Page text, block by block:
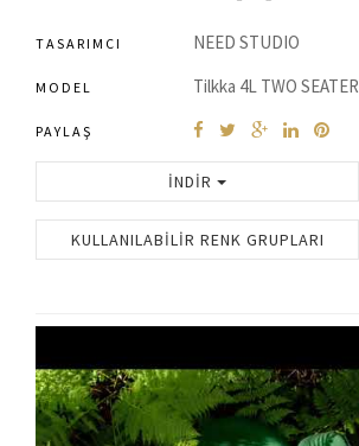
TASARIMCI NEED STUDIO
MODEL Tilkka 4L TWO SEATER
PAYLAŞ
İNDIR
KULLANILABILIR RENK GRUPLARI